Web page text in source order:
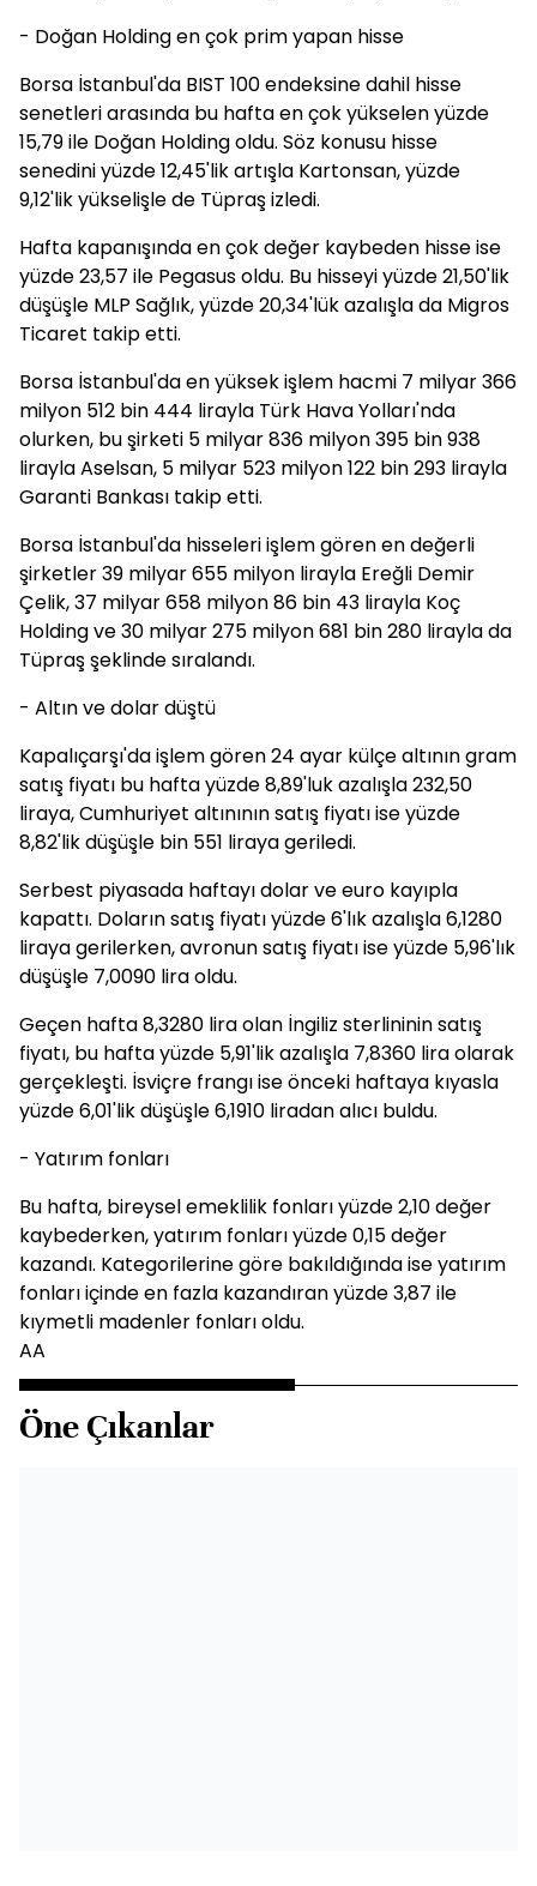
- Doğan Holding en çok prim yapan hisse
Borsa İstanbul'da BIST 100 endeksine dahil hisse
senetleri arasında bu hafta en çok yükselen yüzde
15,79 ile Doğan Holding oldu. Söz konusu hisse
senedini yüzde 12,45'lik artışla Kartonsan, yüzde
9,12'lik yükselişle de Tüpraş izledi.
Hafta kapanışında en çok değer kaybeden hisse ise
yüzde 23,57 ile Pegasus oldu. Bu hisseyi yüzde 21,50'lik
düşüşle MLP Sağlık, yüzde 20,34'lük azalışla da Migros
Ticaret takip etti.
Borsa İstanbul'da en yüksek işlem hacmi 7 milyar 366
milyon 512 bin 444 lirayla Türk Hava Yolları'nda
olurken, bu şirketi 5 milyar 836 milyon 395 bin 938
lirayla Aselsan, 5 milyar 523 milyon 122 bin 293 lirayla
Garanti Bankası takip etti.
Borsa İstanbul'da hisseleri işlem gören en değerli
şirketler 39 milyar 655 milyon lirayla Ereğli Demir
Çelik, 37 milyar 658 milyon 86 bin 43 lirayla Koç
Holding ve 30 milyar 275 milyon 681 bin 280 lirayla da
Tüpraş şeklinde sıralandı.
- Altın ve dolar düştü
Kapalıçarşı'da işlem gören 24 ayar külçe altının gram
satış fiyatı bu hafta yüzde 8,89'luk azalışla 232,50
liraya, Cumhuriyet altınının satış fiyatı ise yüzde
8,82'lik düşüşle bin 551 liraya geriledi.
Serbest piyasada haftayı dolar ve euro kayıpla
kapattı. Doların satış fiyatı yüzde 6'lık azalışla 6,1280
liraya gerilerken, avronun satış fiyatı ise yüzde 5,96'lık
düşüşle 7,0090 lira oldu.
Geçen hafta 8,3280 lira olan İngiliz sterlininin satış
fiyatı, bu hafta yüzde 5,91'lik azalışla 7,8360 lira olarak
gerçekleşti. İsviçre frangı ise önceki haftaya kıyasla
yüzde 6,01'lik düşüşle 6,1910 liradan alıcı buldu.
- Yatırım fonları
Bu hafta, bireysel emeklilik fonları yüzde 2,10 değer
kaybederken, yatırım fonları yüzde 0,15 değer
kazandı. Kategorilerine göre bakıldığında ise yatırım
fonları içinde en fazla kazandıran yüzde 3,87 ile
kıymetli madenler fonları oldu.
AA
Öne Çıkanlar